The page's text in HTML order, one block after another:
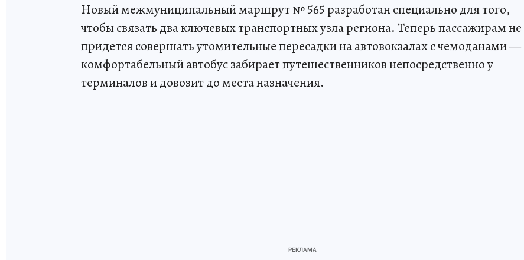
Новый межмуниципальный маршрут № 565 разработан специально для того,
чтобы связать два ключевых транспортных узла региона. Теперь пассажирам не
придется совершать утомительные пересадки на автовокзалах с чемоданами —
комфортабельный автобус забирает путешественников непосредственно у
терминалов и довозит до места назначения.